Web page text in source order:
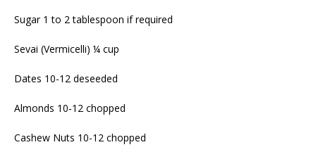
Sugar 1 to 2 tablespoon if required
Sevai (Vermicelli) ¼ cup
Dates 10-12 deseeded
Almonds 10-12 chopped
Cashew Nuts 10-12 chopped